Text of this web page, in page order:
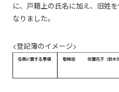
に、戸籍上の氏名に加え、旧姓
なりました。
<登記簿のイメージ>